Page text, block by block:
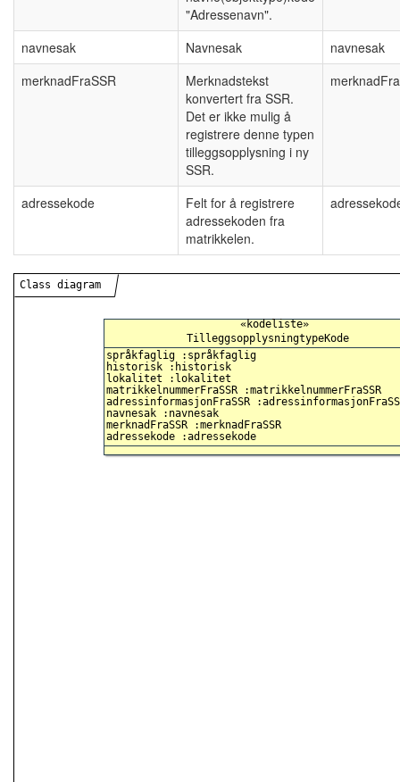
"Adressenavn".
navnesak Navnesak
navnesak
merknadFraSSR
Merknadstekst
konvertert fra SSR.
Det er ikke mulig å
registrere denne typen
tilleggsopplysning i ny
SSR.
adressekode
Felt for å registrere
adressekoden fra
matrikkelen.